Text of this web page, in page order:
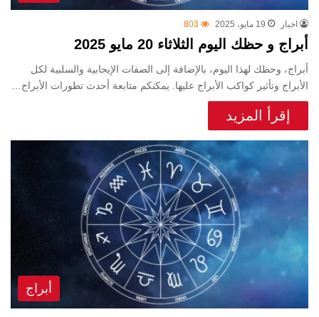
اخبار 19 مايو، 2025 803
أبراج و حظك اليوم الثلاثاء 20 مايو 2025
أبراج، وحظك لهذا اليوم، بالإضافة إلى الصفات الإيجابية والسلبية لكل
الأبراج وتأثير كواكب الأبراج عليها. يمكنكم متابعة أحدث تطورات الأبراج…
إقرأ المزيد
أبراج